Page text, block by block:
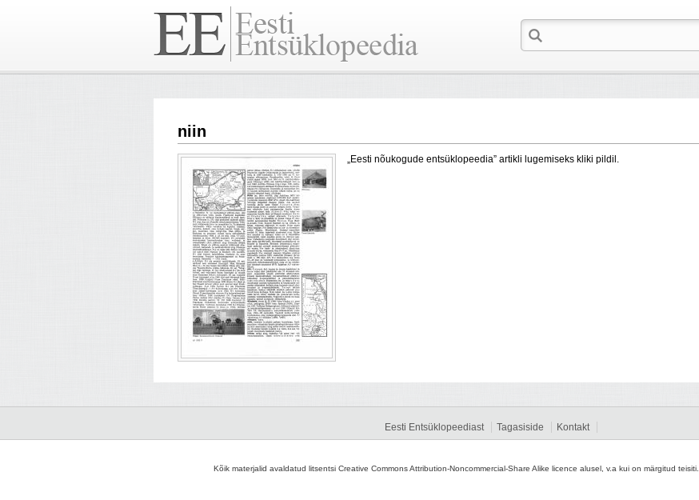
niin
„Eesti nõukogude entsüklopeedia” artikli lugemiseks kliki pildil.
Eesti Entsüklopeediast Tagasiside Kontakt
Kõik materjalid avaldatud litsentsi Creative Commons Attribution-Noncommercial-Share Alike licence alusel, v.a kui on märgitud teisiti.